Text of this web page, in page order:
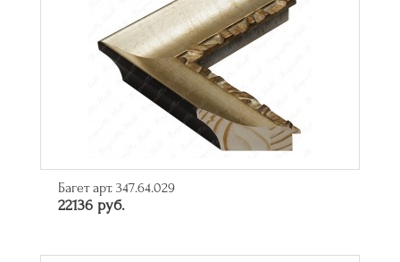
Багет арт. 347.64.029
22136 руб.